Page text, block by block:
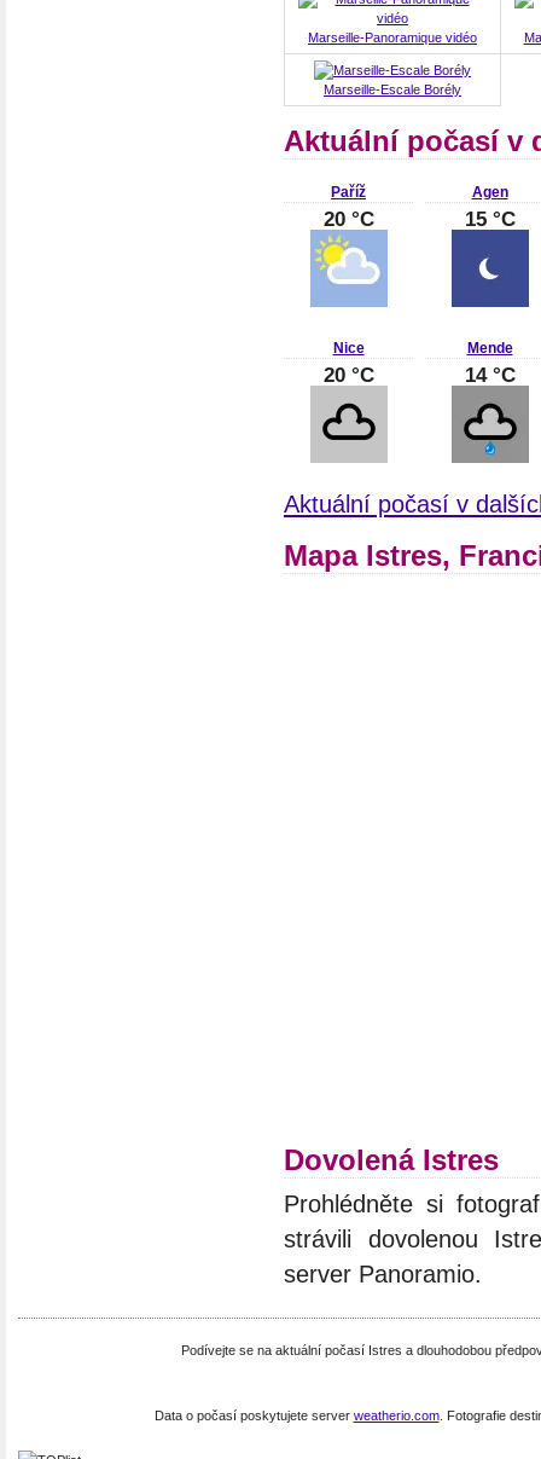
Marseille-Panoramique vidéo
Marseille-Escale Borély
Aktuální počasí v
Paříž
20 °C
Agen
15 °C
Nice
20 °C
Mende
14 °C
Aktuální počasí v
Mapa Istres,
Dovolená Istres
Prohlédněte si
strávili dovolenou
server Panoramio.
Podívejte se na aktuální počasí Istres a dlouhodobou
Data o počasí poskytujete server weatherio.com. Fotografie